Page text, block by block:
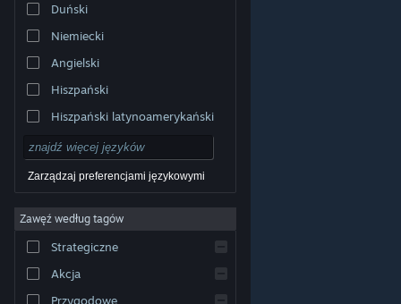
© Valve Corporation. Wszelkie prawa zastrzeżone.
właścicieli w Stanach Zjednoczonych i innych krajach.
dostępu
Umowa użytkownika Steam
pieniędzy |Ciasteczka
Duński
Niemiecki
Angielski
Hiszpański
Hiszpański latynoamerykański
Zarządzaj preferencjami językowymi
Zawęź według tagów
Strategiczne
Akcja
Przygodowe